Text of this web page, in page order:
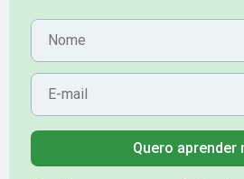
Nome
E-mail
Quero aprender